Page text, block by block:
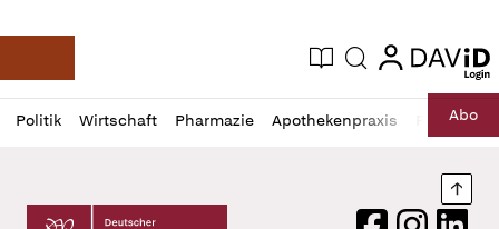
Deutsche Apotheker Zeitung
Aktuelle Ausgabe
Suche login
login
Politik Wirtschaft Pharmazie Apothekenpraxis RechtAbo
Profil
öffnen
Daz
Pur
Deutscher Apotheker Verlag Logo
FacebookInstagram